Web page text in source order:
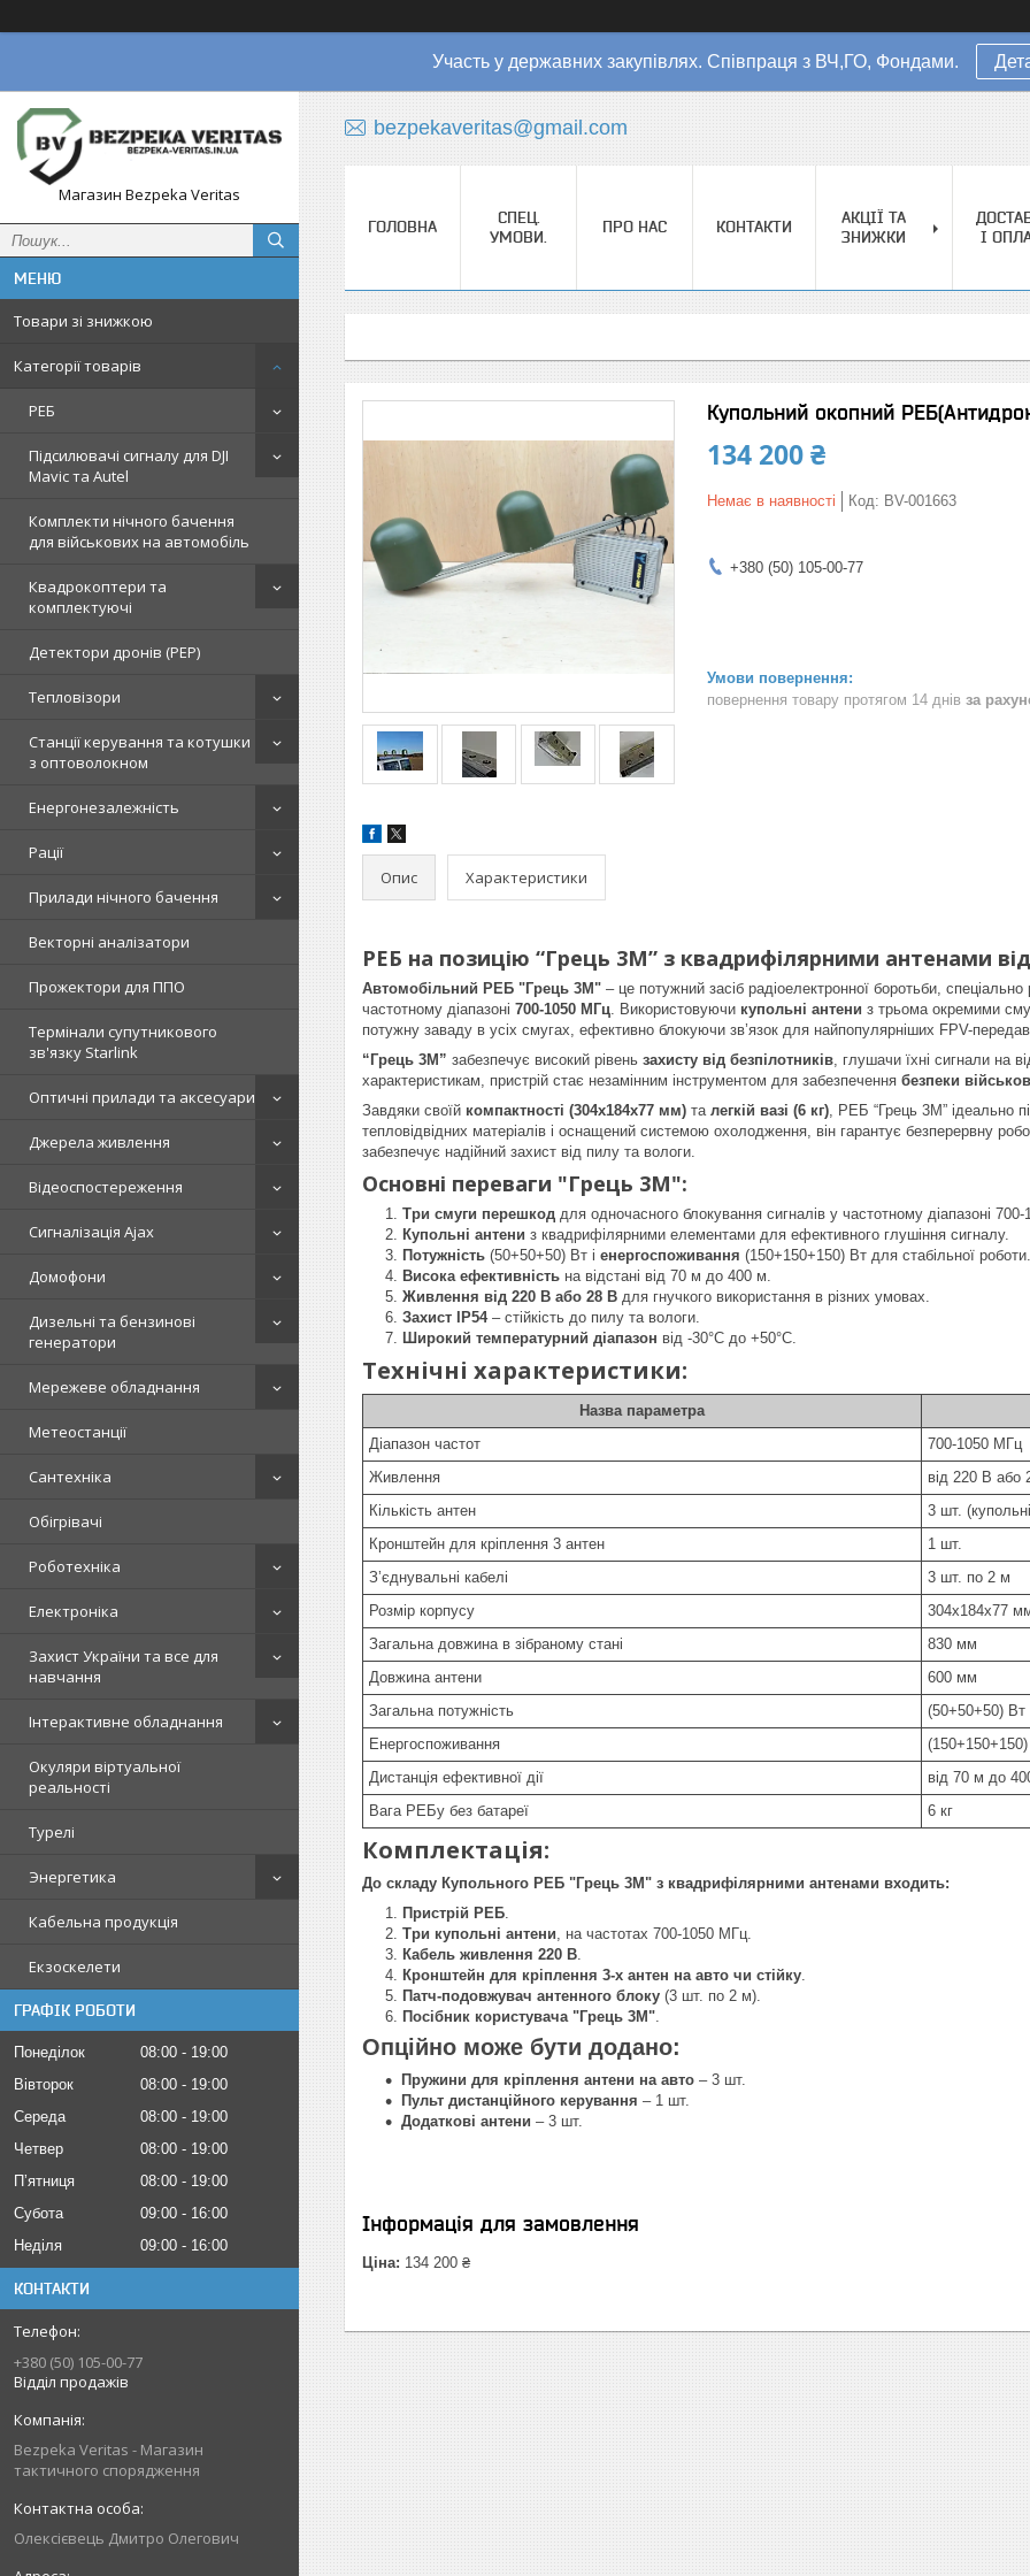
Участь у державних закупівлях. Співпраця з ВЧ,ГО, Фондами.
Магазин Bezpeka Veritas
Товари зі знижкою
Категорії товарів
РЕБ
Підсилювачі сигналу для DJI
Mavic та Autel
Комплекти нічного бачення
для військових на автомобіль
Квадрокоптери та
комплектуючі
Детектори дронів (РЕР)
Тепловізори
Станції керування та котушки
з оптоволокном
Енергонезалежність
Рації
Прилади нічного бачення
Векторні аналізатори
Прожектори для ППО
Термінали супутникового
зв'язку Starlink
Оптичні прилади та аксесуари
Джерела живлення
Відеоспостереження
Сигналізація Ajax
Домофони
Дизельні та бензинові
генератори
Мережеве обладнання
Метеостанції
Сантехніка
Обігрівачі
Роботехніка
Електроніка
Захист України та все для
навчання
Інтерактивне обладнання
Окуляри віртуальної
реальності
Турелі
Энергетика
Кабельна продукція
Екзоскелети
ГРАФІК РОБОТИ
Понеділок 08:00
19:00
Вівторок
08:00
19:00
Середа
08:00
19:00
Четвер
08:00
19:00
Пʼятниця
08:00
19:00
Субота
09:00
16:00
Неділя
09:00 16:00
КОНТАКТИ
+380 (50) 105-00-77
Відділ продажів
Bezpeka Veritas - Магазин
тактичного спорядження
Олексієвець Дмитро Олегович
bezpekaveritas@gmail.com
ГОЛОВНА
СПЕЦ.
УМОВИ.
ПРО НАС КОНТАКТИ
АКЦІЇ ТА
ЗНИЖКИ
І
Купольний окопний
134 200 ₴
Немає в наявності Код: BV-001663
+380 (50) 105-00-77
повернення товару протягом 14 днів за
Опис Характеристики
РЕБ на позицію “Грець 3М” з квадрифілярними антенами від
Автомобільний РЕБ "Грець 3М" – це потужний засіб радіоелектронної боротьби,
частотному діапазоні 700-1050 МГц. Використовуючи купольні антени з трьома окремими
потужну заваду в усіх смугах, ефективно блокуючи зв’язок для найпопулярніших FPV-
“Грець 3М” забезпечує високий рівень захисту від безпілотників, глушачи їхні сигнали на
характеристикам, пристрій стає незамінним інструментом для забезпечення безпеки
Завдяки своїй компактності (304x184x77 мм) та легкій вазі (6 кг), РЕБ “Грець 3М” ідеально
тепловідвідних матеріалів і оснащений системою охолодження, він гарантує безперервну
забезпечує надійний захист від пилу та вологи.
Основні переваги "Грець 3М":
Три смуги перешкод для одночасного блокування сигналів у частотному діапазоні
Купольні антени з квадрифілярними елементами для ефективного глушіння сигналу.
Потужність (50+50+50) Вт і енергоспоживання (150+150+150) Вт для стабільної роботи.
Висока ефективність на відстані від 70 м до 400 м.
Живлення від 220 В або 28 В для гнучкого використання в різних умовах.
Захист IP54– стійкість до пилу та вологи.
Широкий температурний діапазон від -30°C до +50°C.
Технічні характеристики:
Назва параметра
Діапазон частот
700-1050 МГц
Живлення
від 220 В або
Кількість антен
3 шт.
Кронштейн для кріплення 3 антен
1 шт.
З’єднувальні кабелі
3 шт. по 2 м
Розмір корпусу
304х184х77
Загальна довжина в зібраному стані
830 мм
Довжина антени
600 мм
Загальна потужність
(50+50+50) Вт
Енергоспоживання
Дистанція ефективної дії
від 70 м до
Вага РЕБу без батареї
6 кг
Комплектація:
До складу Купольного РЕБ "Грець 3М" з квадрифілярними антенами входить:
Пристрій РЕБ.
Три купольні антени, на частотах 700-1050 МГц.
Кабель живлення 220 В.
Кронштейн для кріплення 3-х антен на авто чи стійку.
Патч-подовжувач антенного блоку (3 шт. по 2 м).
Посібник користувача "Грець 3М".
Опційно може бути додано:
Пружини для кріплення антени на авто – 3 шт.
Пульт дистанційного керування – 1 шт.
Додаткові антени – 3 шт.
Інформація для замовлення
Ціна: 134 200 ₴